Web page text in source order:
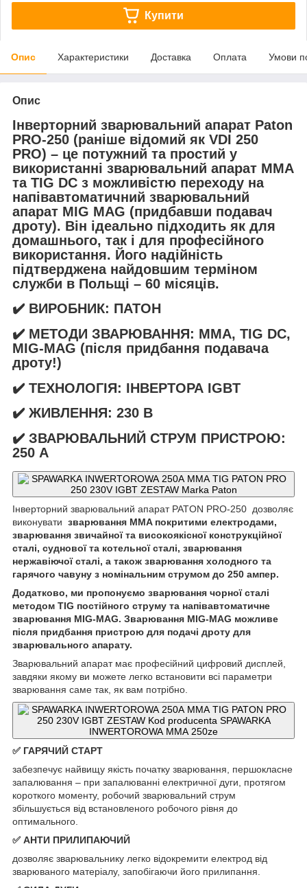
Купити
Опис Характеристики Доставка Оплата Умови
Опис
Інверторний зварювальний апарат Paton
PRO-250 (раніше відомий як VDI 250
PRO) – це потужний та простий у
використанні зварювальний апарат MMA
та TIG DC з можливістю переходу на
напівавтоматичний зварювальний
апарат MIG MAG (придбавши подавач
дроту). Він ідеально підходить як для
домашнього, так і для професійного
використання. Його надійність
підтверджена найдовшим терміном
служби в Польщі – 60 місяців.
✔️ ВИРОБНИК: ПАТОН
✔️ МЕТОДИ ЗВАРЮВАННЯ: MMA, TIG DC,
MIG-MAG (після придбання подавача
дроту!)
✔️ ТЕХНОЛОГІЯ: ІНВЕРТОРА IGBT
✔️ ЖИВЛЕННЯ: 230 В
✔️ ЗВАРЮВАЛЬНИЙ СТРУМ ПРИСТРОЮ:
250 А
Інверторний зварювальний апарат PATON PRO-250 дозволяє
виконувати зварювання MMA покритими електродами,
зварювання звичайної та високоякісної конструкційної
сталі, суднової та котельної сталі, зварювання
нержавіючої сталі, а також зварювання холодного та
гарячого чавуну з номінальним струмом до 250 ампер.
Додатково, ми пропонуємо зварювання чорної сталі
методом TIG постійного струму та напівавтоматичне
зварювання MIG-MAG. Зварювання MIG-MAG можливе
після придбання пристрою для подачі дроту для
зварювального апарату.
Зварювальний апарат має професійний цифровий дисплей,
завдяки якому ви можете легко встановити всі параметри
зварювання саме так, як вам потрібно.
✅ ГАРЯЧИЙ СТАРТ
забезпечує найвищу якість початку зварювання, першокласне
запалювання – при запалюванні електричної дуги, протягом
короткого моменту, робочий зварювальний струм
збільшується від встановленого робочого рівня до
оптимального.
✅ АНТИ ПРИЛИПАЮЧИЙ
дозволяє зварювальнику легко відокремити електрод від
зварюваного матеріалу, запобігаючи його прилипання.